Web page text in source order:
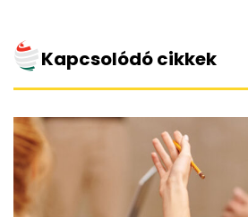
Kapcsolódó cikkek